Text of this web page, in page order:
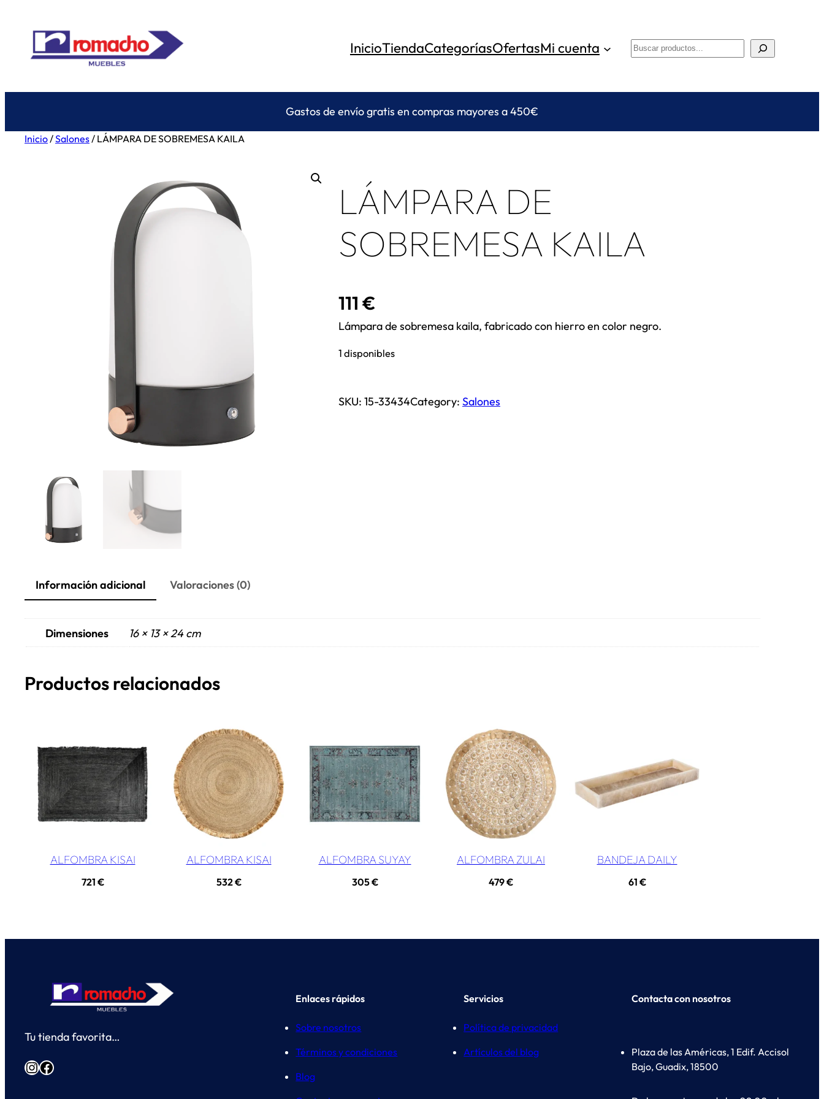
contenido
InicioTiendaCategoríasOfertasMi cuenta Buscar
Gastos de envío gratis en compras mayores a 450€
Inicio /Salones / LÁMPARA DE SOBREMESA KAILA
LÁMPARA DE
SOBREMESA KAILA
111 €
Lámpara de sobremesa kaila, fabricado con hierro en color negro.
1 disponibles
SKU: 15-33434Category: Salones
Información adicional Valoraciones (0)
Dimensiones 16 × 13 × 24 cm
Productos relacionados
ALFOMBRA KISAI
721 €
ALFOMBRA KISAI
532€
ALFOMBRA SUYAY
305€
ALFOMBRA ZULAI
479€
BANDEJA DAILY
61 €
Tu tienda favorita…
InstagramFacebook
Enlaces rápidos
Sobre nosotros
Términos y condiciones
Blog
Servicios
Política de privacidad
Artículos del blog
Contacta con nosotros
Plaza de las Américas, 1 Edif. Accisol
Bajo, Guadix, 18500